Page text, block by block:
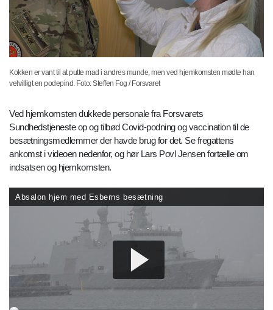
Kokken er vant til at putte mad i andres munde, men ved hjemkomsten mødte han
velvilligt en podepind. Foto: Steffen Fog / Forsvaret
Ved hjemkomsten dukkede personale fra Forsvarets
Sundhedstjeneste op og tilbød Covid-podning og vaccination til de
besætningsmedlemmer der havde brug for det. Se fregattens
ankomst i videoen nedenfor, og hør Lars Povl Jensen fortælle om
indsatsen og hjemkomsten.